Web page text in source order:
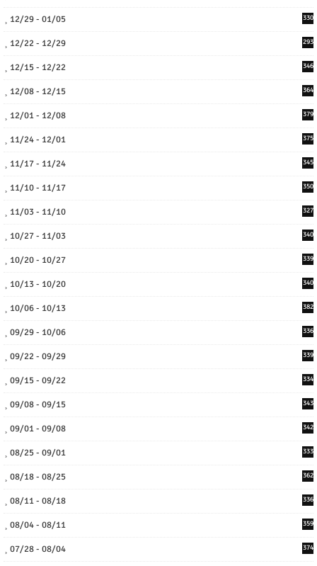
12/29 - 01/05 330
12/22 - 12/29 293
12/15 - 12/22 346
12/08 - 12/15 364
12/01 - 12/08 379
11/24 - 12/01 375
11/17 - 11/24 345
11/10 - 11/17 350
11/03 - 11/10 327
10/27 - 11/03 340
10/20 - 10/27 339
10/13 - 10/20 340
10/06 - 10/13 382
09/29 - 10/06 336
09/22 - 09/29 339
09/15 - 09/22 334
09/08 - 09/15 343
09/01 - 09/08 342
08/25 - 09/01 333
08/18 - 08/25 362
08/11 - 08/18 336
08/04 - 08/11 359
07/28 - 08/04 374